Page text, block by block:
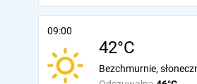
09:00
42°C
Bezchmurnie,